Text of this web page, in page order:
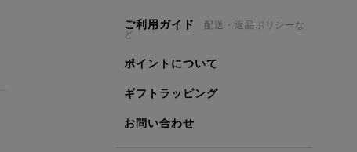
ご利用ガイド 配送・返品ポリシーな
ど
ポイントについて
ギフトラッピング
お問い合わせ